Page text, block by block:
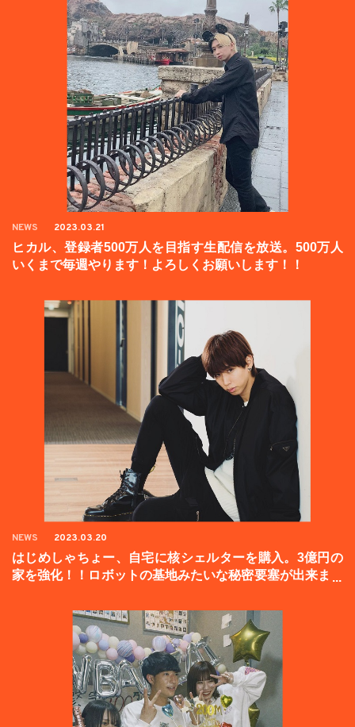
NEWS 2023.03.21
ヒカル、登録者500万人を目指す生配信を放送。500万人
いくまで毎週やります！よろしくお願いします！！
NEWS 2023.03.20
はじめしゃちょー、自宅に核シェルターを購入。3億円の
家を強化！！ロボットの基地みたいな秘密要塞が出来まし